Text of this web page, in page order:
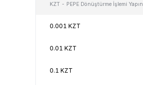
KZT - PEPE Dönüştürme İşlemi Yapın
0.001 KZT
0.01 KZT
0.1 KZT